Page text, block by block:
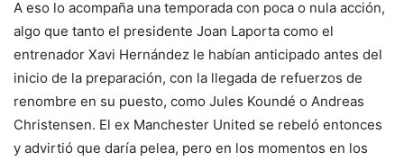
A eso lo acompaña una temporada con poca o nula acción,
algo que tanto el presidente Joan Laporta como el
entrenador Xavi Hernández le habían anticipado antes del
inicio de la preparación, con la llegada de refuerzos de
renombre en su puesto, como Jules Koundé o Andreas
Christensen. El ex Manchester United se rebeló entonces
y advirtió que daría pelea, pero en los momentos en los